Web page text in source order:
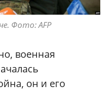
Фото: AFP
военная
он и его